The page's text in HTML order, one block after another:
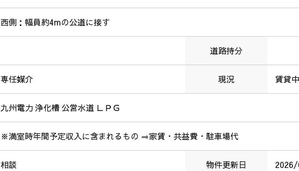
西側：幅員約4mの公道に接す
道路持分
専任媒介 現況 賃貸中
九州電力 浄化槽 公営水道 ＬＰＧ
※満室時年間予定収入に含まれるもの ⇒家賃・共益費・駐車場代
相談 物件更新日